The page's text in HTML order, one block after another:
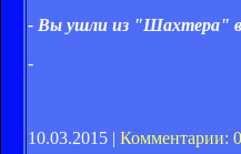
- Вы ушли из "Шахтера" в
-
10.03.2015 | Комментарии: 0